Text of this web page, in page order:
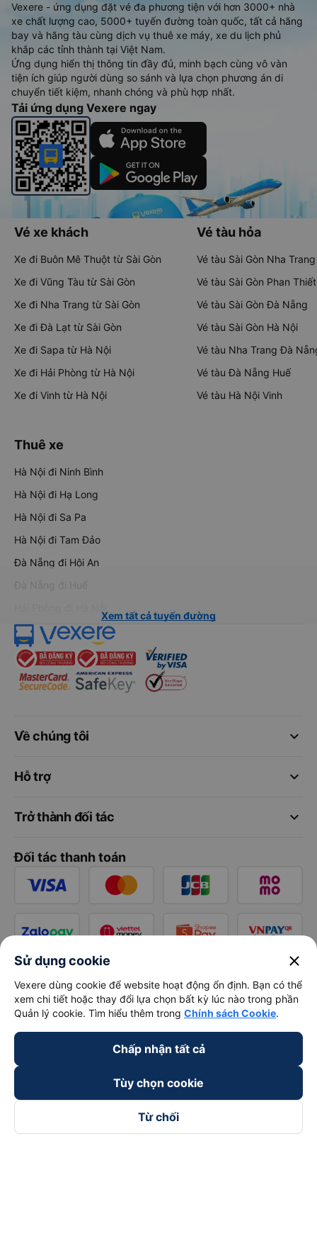
Vexere - ứng dụng đặt vé đa phương tiện với hơn 3000+ nhà
xe chất lượng cao, 5000+ tuyến đường toàn quốc, tất cả hãng
bay và hãng tàu cùng dịch vụ thuê xe máy, xe du lịch phủ
khắp các tỉnh thành tại Việt Nam.
Ứng dụng hiển thị thông tin đầy đủ, minh bạch cùng vô vàn
tiện ích giúp người dùng so sánh và lựa chọn phương án di
chuyển tiết kiệm, nhanh chóng và phù hợp nhất.
Tải ứng dụng Vexere ngay
Vé xe khách
Xe đi Buôn Mê Thuột từ Sài Gòn
Xe đi Vũng Tàu từ Sài Gòn
Xe đi Nha Trang từ Sài Gòn
Xe đi Đà Lạt từ Sài Gòn
Xe đi Sapa từ Hà Nội
Xe đi Hải Phòng từ Hà Nội
Xe đi Vinh từ Hà Nội
Vé tàu hỏa
Vé tàu Sài Gòn Nha Trang
Vé tàu Sài Gòn Phan Thiết
Vé tàu Sài Gòn Đà Nẵng
Vé tàu Sài Gòn Hà Nội
Vé tàu Nha Trang Đà
Vé tàu Đà Nẵng Huế
Vé tàu Hà Nội Vinh
Thuê xe
Hà Nội đi Ninh Bình
Hà Nội đi Hạ Long
Hà Nội đi Sa Pa
Hà Nội đi Tam Đảo
Đà Nẵng đi Hội An
Đà Nẵng đi Huế
Xem tất cả tuyến đường
keyboard_arrow_down
Về chúng tôi
keyboard_arrow_down
Hỗ trợ
keyboard_arrow_down
Trở thành đối tác
Đối tác thanh toán
Sử dụng cookie close
Vexere dùng cookie để website hoạt động ổn định. Bạn có thể
xem chi tiết hoặc thay đổi lựa chọn bất kỳ lúc nào trong phần
Quản lý cookie. Tìm hiểu thêm trong Chính sách Cookie.
Chấp nhận tất cả
Tùy chọn cookie
Từ chối